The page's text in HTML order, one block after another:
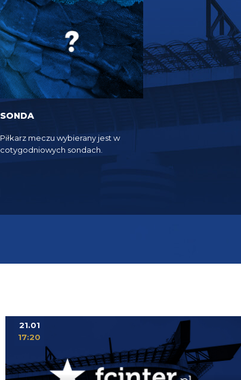
SONDA
Piłkarz meczu wybierany jest w
cotygodniowych sondach.
21.01
17:20